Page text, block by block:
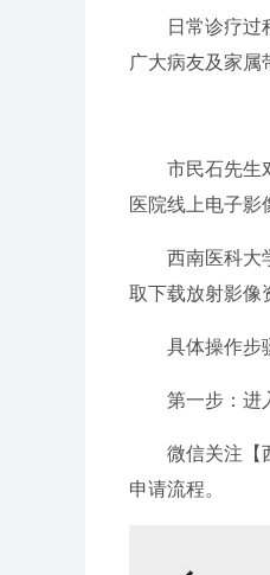
日常诊疗过程
广大病友及家属
市民石先生对
医院线上电子影
西南医科大学
取下载放射影像
具体操作步
第一步：进
微信关注【西
申请流程。